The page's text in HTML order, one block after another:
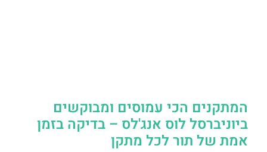
המתקנים הכי עמוסים ומבוקשים
ביוניברסל לוס אנג'לס – בדיקה בזמן
אמת של תור לכל מתקן